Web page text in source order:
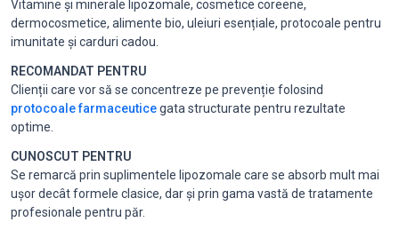
Vitamine și minerale lipozomale, cosmetice coreene,
dermocosmetice, alimente bio, uleiuri esențiale, protocoale pentru
imunitate și carduri cadou.
RECOMANDAT PENTRU
Clienții care vor să se concentreze pe prevenție folosind
protocoale farmaceuticegata structurate pentru rezultate
optime.
CUNOSCUT PENTRU
Se remarcă prin suplimentele lipozomale care se absorb mult mai
ușor decât formele clasice, dar și prin gama vastă de tratamente
profesionale pentru păr.